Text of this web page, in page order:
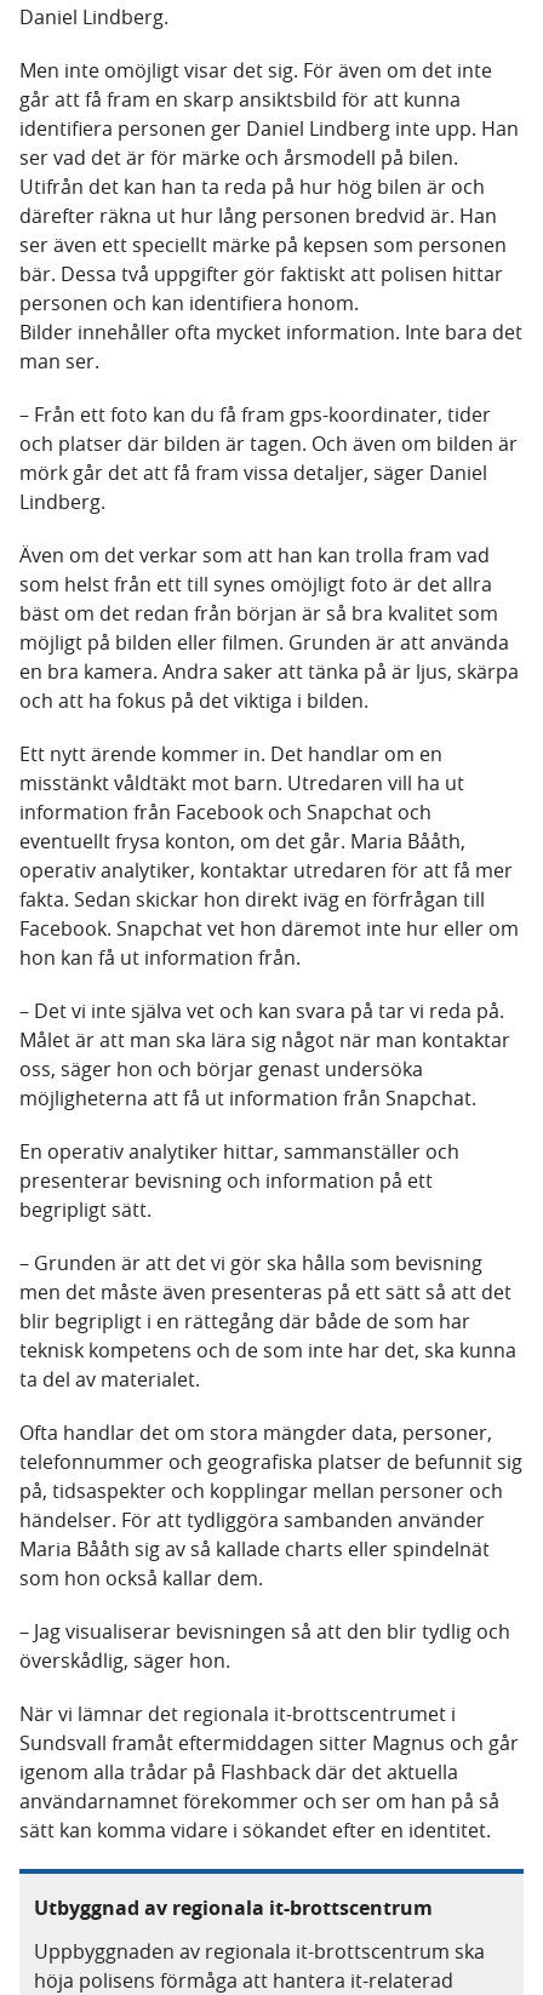
Daniel Lindberg.
Men inte omöjligt visar det sig. För även om det inte
går att få fram en skarp ansiktsbild för att kunna
identifiera personen ger Daniel Lindberg inte upp. Han
ser vad det är för märke och årsmodell på bilen.
Utifrån det kan han ta reda på hur hög bilen är och
därefter räkna ut hur lång personen bredvid är. Han
ser även ett speciellt märke på kepsen som personen
bär. Dessa två uppgifter gör faktiskt att polisen hittar
personen och kan identifiera honom.
Bilder innehåller ofta mycket information. Inte bara det
man ser.
– Från ett foto kan du få fram gps-koordinater, tider
och platser där bilden är tagen. Och även om bilden är
mörk går det att få fram vissa detaljer, säger Daniel
Lindberg.
Även om det verkar som att han kan trolla fram vad
som helst från ett till synes omöjligt foto är det allra
bäst om det redan från början är så bra kvalitet som
möjligt på bilden eller filmen. Grunden är att använda
en bra kamera. Andra saker att tänka på är ljus, skärpa
och att ha fokus på det viktiga i bilden.
Ett nytt ärende kommer in. Det handlar om en
misstänkt våldtäkt mot barn. Utredaren vill ha ut
information från Facebook och Snapchat och
eventuellt frysa konton, om det går. Maria Bååth,
operativ analytiker, kontaktar utredaren för att få mer
fakta. Sedan skickar hon direkt iväg en förfrågan till
Facebook. Snapchat vet hon däremot inte hur eller om
hon kan få ut information från.
– Det vi inte själva vet och kan svara på tar vi reda på.
Målet är att man ska lära sig något när man kontaktar
oss, säger hon och börjar genast undersöka
möjligheterna att få ut information från Snapchat.
En operativ analytiker hittar, sammanställer och
presenterar bevisning och information på ett
begripligt sätt.
– Grunden är att det vi gör ska hålla som bevisning
men det måste även presenteras på ett sätt så att det
blir begripligt i en rättegång där både de som har
teknisk kompetens och de som inte har det, ska kunna
ta del av materialet.
Ofta handlar det om stora mängder data, personer,
telefonnummer och geografiska platser de befunnit sig
på, tidsaspekter och kopplingar mellan personer och
händelser. För att tydliggöra sambanden använder
Maria Bååth sig av så kallade charts eller spindelnät
som hon också kallar dem.
– Jag visualiserar bevisningen så att den blir tydlig och
överskådlig, säger hon.
När vi lämnar det regionala it-brottscentrumet i
Sundsvall framåt eftermiddagen sitter Magnus och går
igenom alla trådar på Flashback där det aktuella
användarnamnet förekommer och ser om han på så
sätt kan komma vidare i sökandet efter en identitet.
Utbyggnad av regionala it-brottscentrum
Uppbyggnaden av regionala it-brottscentrum ska
höja polisens förmåga att hantera it-relaterad